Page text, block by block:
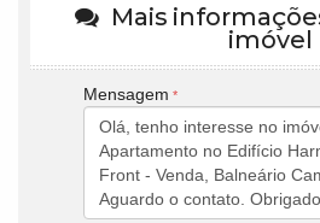
Mais
imóvel
Mensagem